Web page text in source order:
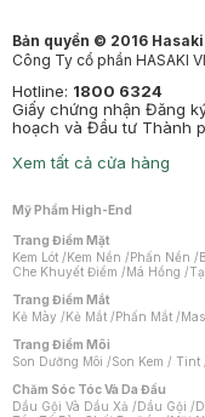
Bản quyền © 2016
Công Ty cổ phần HASAKI
Hotline: 1800 6324
Giấy chứng nhận Đăng
hoạch và Đầu tư Thành
Xem tất cả cửa hàng
Mỹ Phẩm High-End
Trang Điểm Mặt
Kem Lót / Kem Nền / Phấn Nền /
Che Khuyết Điểm / Má Hồng /
Trang Điểm Mắt
Kẻ Mày / Kẻ Mắt / Phấn Mắt /
Trang Điểm Môi
Son Dưỡng Môi /Son Kem / Tint
Chăm Sóc Tóc Và Da Đầu
Dầu Gội Và Dầu Xả / Dầu Gội /